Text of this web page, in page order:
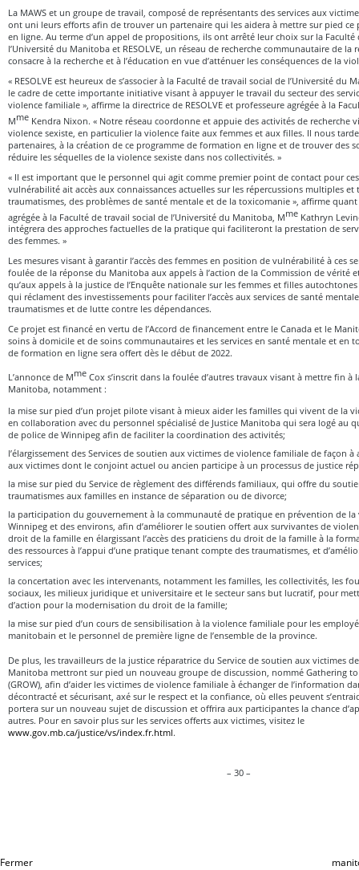
La MAWS et un groupe de travail, composé de représentants des services aux
ont uni leurs efforts afin de trouver un partenaire qui les aidera à mettre sur pied
en ligne. Au terme d’un appel de propositions, ils ont arrêté leur choix sur la Faculté
l’Université du Manitoba et RESOLVE, un réseau de recherche communautaire de la
consacre à la recherche et à l’éducation en vue d’atténuer les conséquences de la
« RESOLVE est heureux de s’associer à la Faculté de travail social de l’Université du
le cadre de cette importante initiative visant à appuyer le travail du secteur des
violence familiale », affirme la directrice de RESOLVE et professeure agrégée à la
Mme Kendra Nixon. « Notre réseau coordonne et appuie des activités de recherche
violence sexiste, en particulier la violence faite aux femmes et aux filles. Il nous
partenaires, à la création de ce programme de formation en ligne et de trouver des
réduire les séquelles de la violence sexiste dans nos collectivités. »
« Il est important que le personnel qui agit comme premier point de contact pour
vulnérabilité ait accès aux connaissances actuelles sur les répercussions multiples et
traumatismes, des problèmes de santé mentale et de la toxicomanie », affirme
agrégée à la Faculté de travail social de l’Université du Manitoba, Mme Kathryn
intégrera des approches factuelles de la pratique qui faciliteront la prestation de
des femmes. »
Les mesures visant à garantir l’accès des femmes en position de vulnérabilité à ces
foulée de la réponse du Manitoba aux appels à l’action de la Commission de vérité
qu’aux appels à la justice de l’Enquête nationale sur les femmes et filles
qui réclament des investissements pour faciliter l’accès aux services de santé
traumatismes et de lutte contre les dépendances.
Ce projet est financé en vertu de l’Accord de financement entre le Canada et le
soins à domicile et de soins communautaires et les services en santé mentale et en
de formation en ligne sera offert dès le début de 2022.
L’annonce de Mme Cox s’inscrit dans la foulée d’autres travaux visant à mettre fin à
Manitoba, notamment :
la mise sur pied d’un projet pilote visant à mieux aider les familles qui vivent de la
en collaboration avec du personnel spécialisé de Justice Manitoba qui sera logé au
de police de Winnipeg afin de faciliter la coordination des activités;
l’élargissement des Services de soutien aux victimes de violence familiale de façon
aux victimes dont le conjoint actuel ou ancien participe à un processus de justice
la mise sur pied du Service de règlement des différends familiaux, qui offre du
traumatismes aux familles en instance de séparation ou de divorce;
la participation du gouvernement à la communauté de pratique en prévention de la
Winnipeg et des environs, afin d’améliorer le soutien offert aux survivantes de
droit de la famille en élargissant l’accès des praticiens du droit de la famille à la
des ressources à l’appui d’une pratique tenant compte des traumatismes, et
services;
la concertation avec les intervenants, notamment les familles, les collectivités, les
sociaux, les milieux juridique et universitaire et le secteur sans but lucratif, pour
d’action pour la modernisation du droit de la famille;
la mise sur pied d’un cours de sensibilisation à la violence familiale pour les
manitobain et le personnel de première ligne de l’ensemble de la province.
De plus, les travailleurs de la justice réparatrice du Service de soutien aux victimes
Manitoba mettront sur pied un nouveau groupe de discussion, nommé Gathering
(GROW), afin d’aider les victimes de violence familiale à échanger de l’information
décontracté et sécurisant, axé sur le respect et la confiance, où elles peuvent
portera sur un nouveau sujet de discussion et offrira aux participantes la chance
autres. Pour en savoir plus sur les services offerts aux victimes, visitez le
www.gov.mb.ca/justice/vs/index.fr.html.
– 30 –
Fermer